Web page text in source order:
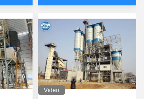
Video